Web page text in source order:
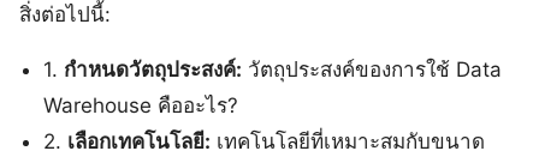
สิ่งต่อไปนี้:
1. กำหนดวัตถุประสงค์: วัตถุประสงค์ของการใช้ Data
Warehouse คืออะไร?
2. เลือกเทคโนโลยี: เทคโนโลยีที่เหมาะสมกับขนาด